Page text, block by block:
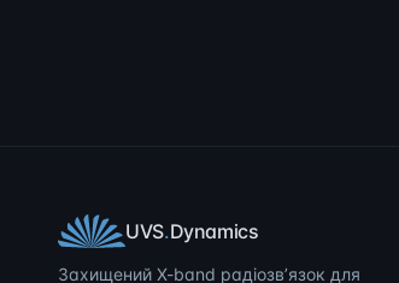
UVS.Dynamics
Захищений X-band радіозвʼязок для